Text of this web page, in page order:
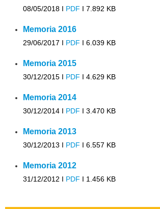
08/05/2018 I PDF I 7.892 KB
Memoria 2016
29/06/2017 I PDF I 6.039 KB
Memoria 2015
30/12/2015 I PDF I 4.629 KB
Memoria 2014
30/12/2014 I PDF I 3.470 KB
Memoria 2013
30/12/2013 I PDF I 6.557 KB
Memoria 2012
31/12/2012 I PDF I 1.456 KB